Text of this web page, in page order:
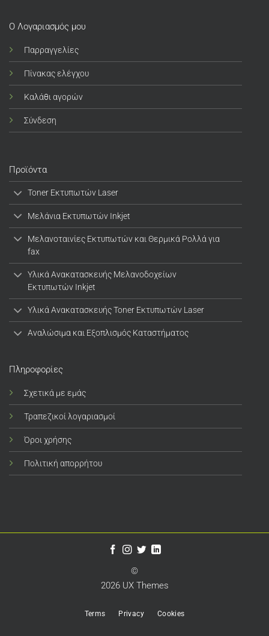
Ο Λογαριασμός μου
Παρραγγελίες
Πίνακας ελέγχου
Καλάθι αγορών
Σύνδεση
Προϊόντα
Toner Εκτυπωτών Laser
Μελάνια Εκτυπωτών Inkjet
Μελανοταινίες Εκτυπωτών και Θερμικά Ρολλά για
fax
Υλικά Ανακατασκευής Μελανοδοχείων
Εκτυπωτών Inkjet
Υλικά Ανακατασκευής Toner Εκτυπωτών Laser
Αναλώσιμα και Εξοπλισμός Καταστήματος
Πληροφορίες
Σχετικά με εμάς
Τραπεζικοί λογαριασμοί
Όροι χρήσης
Πολιτική απορρήτου
©
2026 UX Themes
Terms Privacy Cookies